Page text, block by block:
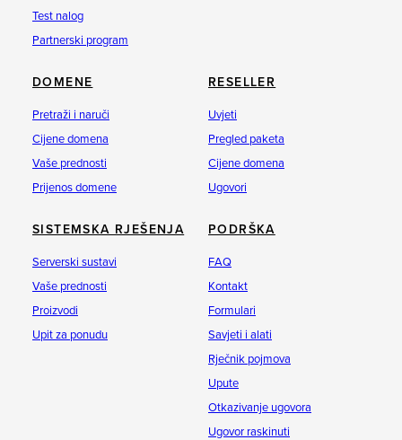
Test nalog
Partnerski program
DOMENE
Pretraži i naruči
Cijene domena
Vaše prednosti
Prijenos domene
RESELLER
Uvjeti
Pregled paketa
Cijene domena
Ugovori
SISTEMSKA RJEŠENJA
Serverski sustavi
Vaše prednosti
Proizvodi
Upit za ponudu
PODRŠKA
FAQ
Kontakt
Formulari
Savjeti i alati
Rječnik pojmova
Upute
Otkazivanje ugovora
Ugovor raskinuti